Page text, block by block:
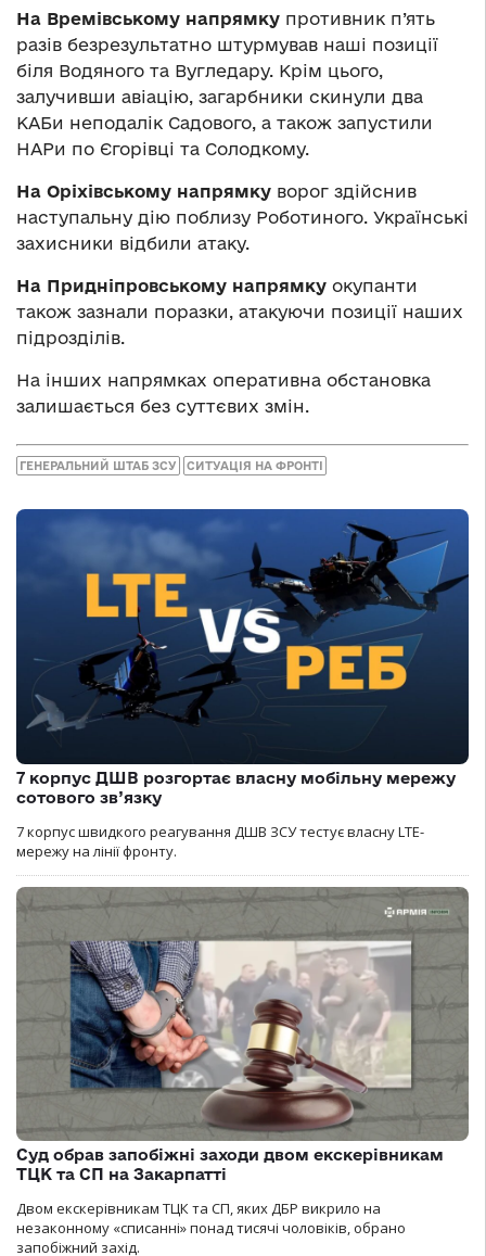
На Времівському напрямку противник п’ять
разів безрезультатно штурмував наші позиції
біля Водяного та Вугледару. Крім цього,
залучивши авіацію, загарбники скинули два
КАБи неподалік Садового, а також запустили
НАРи по Єгорівці та Солодкому.
На Оріхівському напрямку ворог здійснив
наступальну дію поблизу Роботиного. Українські
захисники відбили атаку.
На Придніпровському напрямку окупанти
також зазнали поразки, атакуючи позиції наших
підрозділів.
На інших напрямках оперативна обстановка
залишається без суттєвих змін.
ГЕНЕРАЛЬНИЙ ШТАБ ЗСУ СИТУАЦІЯ НА ФРОНТІ
7 корпус ДШВ розгортає власну мобільну мережу
сотового зв’язку
7 корпус швидкого реагування ДШВ ЗСУ тестує власну LTE-
мережу на лінії фронту.
Суд обрав запобіжні заходи двом екскерівникам
ТЦК та СП на Закарпатті
Двом екскерівникам ТЦК та СП, яких ДБР викрило на
незаконному «списанні» понад тисячі чоловіків, обрано
запобіжний захід.